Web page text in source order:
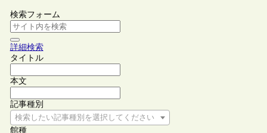
検索フォーム
詳細検索
タイトル
本文
記事種別
検索したい記事種別を選択してください
館種